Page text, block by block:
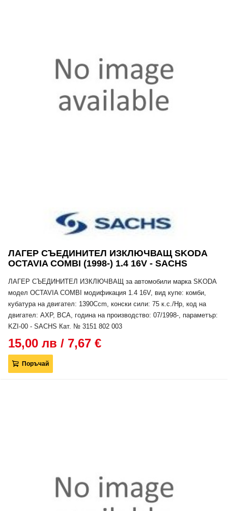
ЛАГЕР СЪЕДИНИТЕЛ ИЗКЛЮЧВАЩ SKODA
OCTAVIA COMBI (1998-) 1.4 16V - SACHS
ЛАГЕР СЪЕДИНИТЕЛ ИЗКЛЮЧВАЩ за автомобили марка SKODA
модел OCTAVIA COMBI модификация 1.4 16V, вид купе: комби,
кубатура на двигател: 1390Ccm, конски сили: 75 к.с./Hp, код на
двигател: AXP, BCA, година на производство: 07/1998-, параметър:
KZI-00 - SACHS Кат. № 3151 802 003
15,00 лв / 7,67 €
Поръчай